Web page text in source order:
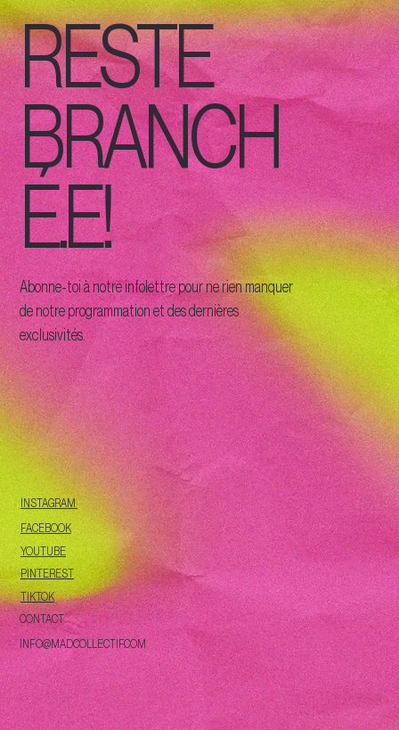
RESTE
BRANCH
É.E!
Abonne-toi à notre infolettre pour ne rien manquer
de notre programmation et des dernières
exclusivités.
INSTAGRAM
FACEBOOK
YOUTUBE
PINTEREST
TIKTOK
CONTACT
INFO@MADCOLLECTIF.COM